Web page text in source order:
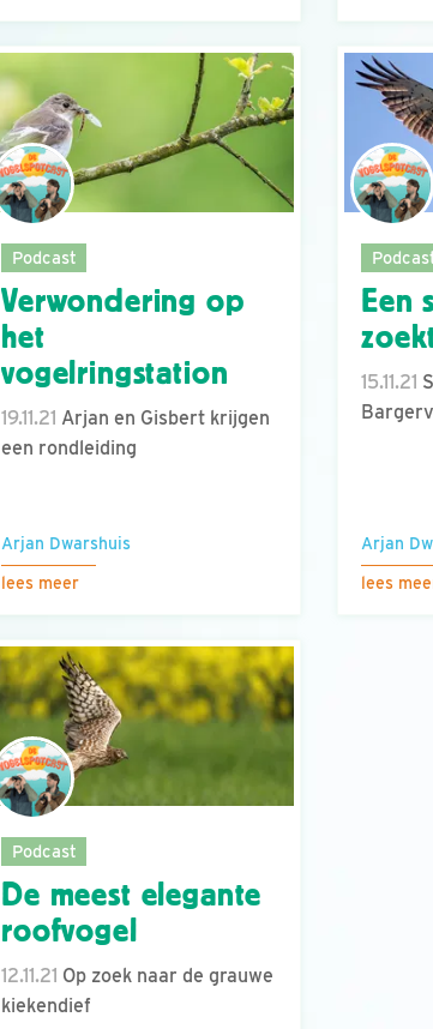
Podcast
Verwondering op
het
vogelringstation
19.11.21 Arjan en Gisbert krijgen
een rondleiding
Arjan Dwarshuis
lees meer
Een
15.11.21
Arjan
lees
Podcast
De meest elegante
roofvogel
12.11.21 Op zoek naar de grauwe
kiekendief